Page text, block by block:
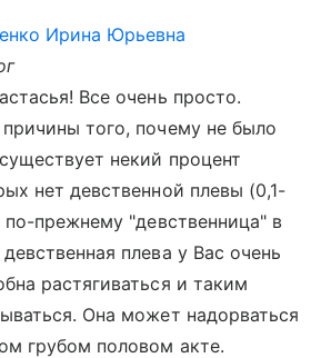
Ирина Юрьевна
Все очень просто.
того, почему не было
некий процент
нет девственной плевы (0,1-
прежнему "девственница" в
плева у Вас очень
растягиваться и таким
Она может надорваться
грубом половом акте.